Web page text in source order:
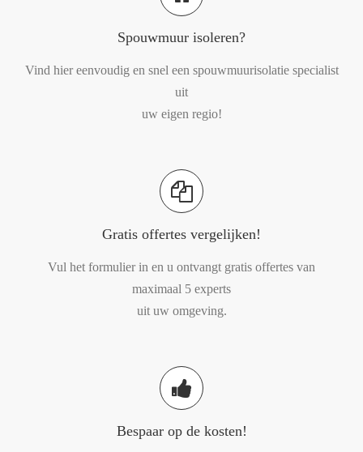
Spouwmuur isoleren?
Vind hier eenvoudig en snel een spouwmuurisolatie specialist
uit
uw eigen regio!
Gratis offertes vergelijken!
Vul het formulier in en u ontvangt gratis offertes van
maximaal 5 experts
uit uw omgeving.
Bespaar op de kosten!